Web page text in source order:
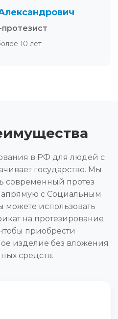
10 лет
в РФ для людей с
государство. Мы
современный протез
с Социальным
использовать
на протезирование
приобрести
изделие без вложения
средств.